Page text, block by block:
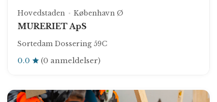
Hovedstaden København Ø
MURERIET ApS
Sortedam Dossering 59C
0.0 (0 anmeldelser)